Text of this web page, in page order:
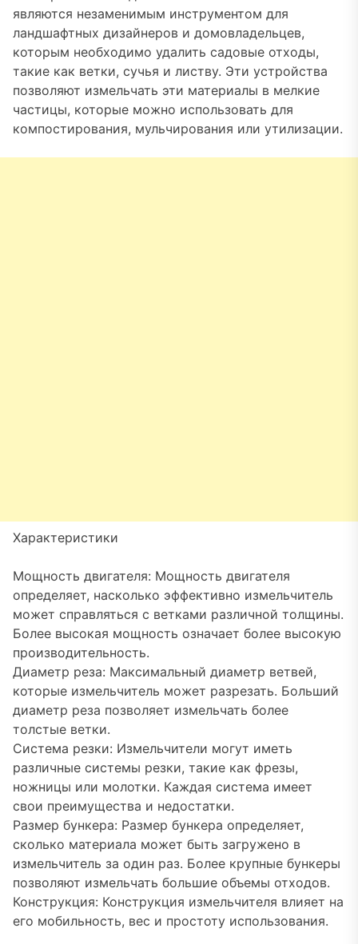
являются незаменимым инструментом для
ландшафтных дизайнеров и домовладельцев,
которым необходимо удалить садовые отходы,
такие как ветки, сучья и листву. Эти устройства
позволяют измельчать эти материалы в мелкие
частицы, которые можно использовать для
компостирования, мульчирования или утилизации.
Характеристики
Мощность двигателя: Мощность двигателя
определяет, насколько эффективно измельчитель
может справляться с ветками различной толщины.
Более высокая мощность означает более высокую
производительность.
Диаметр реза: Максимальный диаметр ветвей,
которые измельчитель может разрезать. Больший
диаметр реза позволяет измельчать более
толстые ветки.
Система резки: Измельчители могут иметь
различные системы резки, такие как фрезы,
ножницы или молотки. Каждая система имеет
свои преимущества и недостатки.
Размер бункера: Размер бункера определяет,
сколько материала может быть загружено в
измельчитель за один раз. Более крупные бункеры
позволяют измельчать большие объемы отходов.
Конструкция: Конструкция измельчителя влияет на
его мобильность, вес и простоту использования.